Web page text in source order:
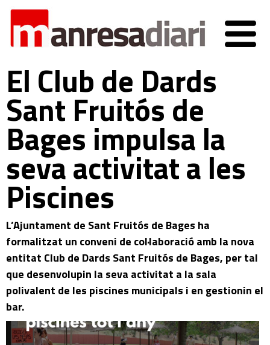
El Club de Dards
Sant Fruitós de
Bages impulsa la
seva activitat a les
Piscines
L’Ajuntament de Sant Fruitós de Bages ha
formalitzat un conveni de col·laboració amb la nova
entitat Club de Dards Sant Fruitós de Bages, per tal
que desenvolupin la seva activitat a la sala
polivalent de les piscines municipals i en gestionin el
bar.